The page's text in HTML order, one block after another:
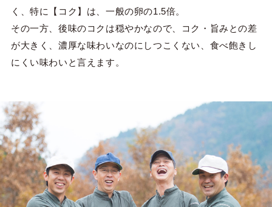
く、特に【コク】は、一般の卵の1.5倍。
その一方、後味のコクは穏やかなので、コク・旨みとの差
が大きく、濃厚な味わいなのにしつこくない、食べ飽きし
にくい味わいと言えます。